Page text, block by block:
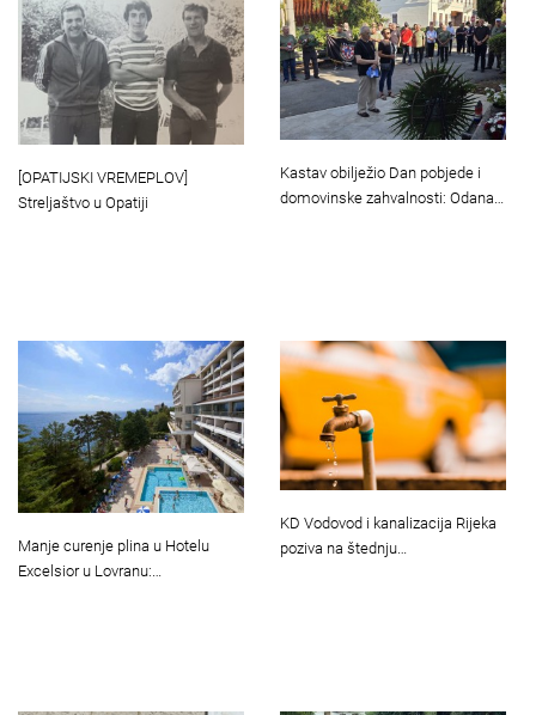
[OPATIJSKI VREMEPLOV]
Streljaštvo u Opatiji
Kastav obilježio Dan pobjede i
domovinske zahvalnosti: Odana…
Manje curenje plina u Hotelu
Excelsior u Lovranu:…
KD Vodovod i kanalizacija Rijeka
poziva na štednju…